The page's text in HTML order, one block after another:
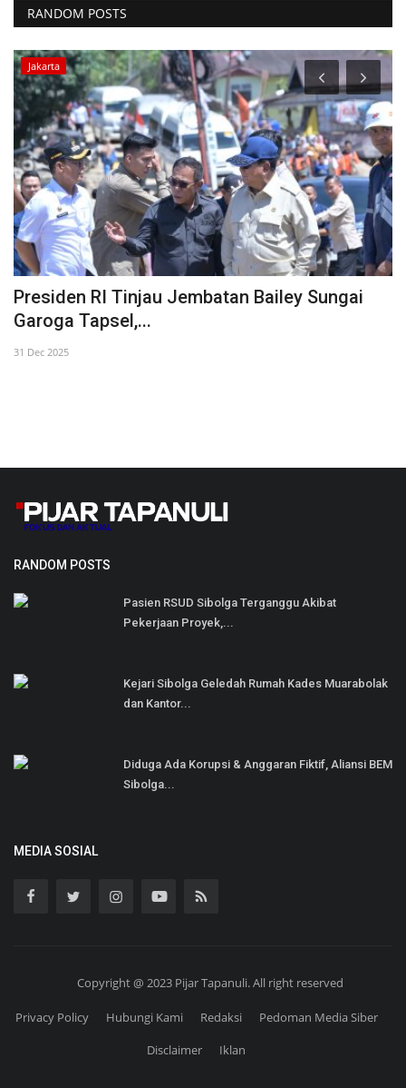
RANDOM POSTS
Politik
KPU Sibolga Gelar FGD Terima Masukan Untuk
Penyusunan Laporan...
17 Feb 2025
RANDOM POSTS
Pasien RSUD Sibolga Terganggu Akibat
Pekerjaan Proyek,...
Kejari Sibolga Geledah Rumah Kades Muarabolak
dan Kantor...
Diduga Ada Korupsi & Anggaran Fiktif, Aliansi BEM
Sibolga...
MEDIA SOSIAL
Copyright @ 2023 Pijar Tapanuli. All right reserved
Privacy Policy Hubungi Kami Redaksi
Pedoman Media Siber
Disclaimer
Iklan